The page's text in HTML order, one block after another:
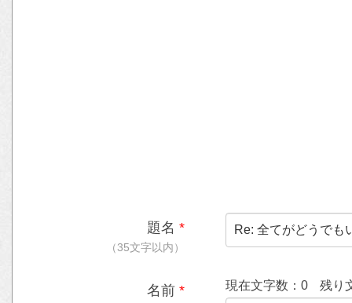
題名 *
（35文字以内）
名前 * 現在文字数：0 残り